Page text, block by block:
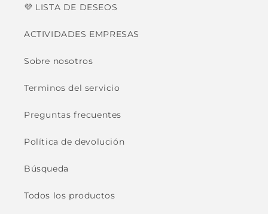
💜 LISTA DE DESEOS
ACTIVIDADES EMPRESAS
Sobre nosotros
Terminos del servicio
Preguntas frecuentes
Política de devolución
Búsqueda
Todos los productos